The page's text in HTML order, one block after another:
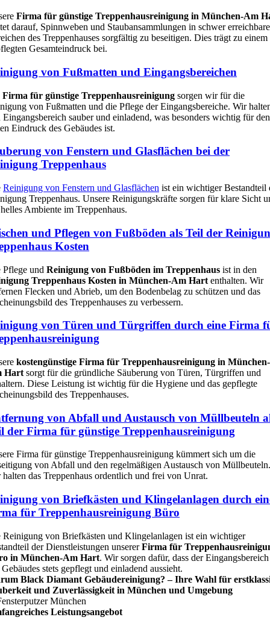
Firma für günstige Treppenhausreinigung in München-Am
darauf, Spinnweben und Staubansammlungen in schwer
des Treppenhauses sorgfältig zu beseitigen. Dies trägt zu einem
Gesamteindruck bei.
von Fußmatten und Eingangsbereichen
Firma für günstige Treppenhausreinigung sorgen wir für die
von Fußmatten und die Pflege der Eingangsbereiche. Wir
Eingangsbereich sauber und einladend, was besonders wichtig für den
Eindruck des Gebäudes ist.
von Fenstern und Glasflächen bei der
Treppenhaus
Reinigung von Fenstern und Glasflächen ist ein wichtiger Bestandteil
Treppenhaus. Unsere Reinigungskräfte sorgen für klare Sicht
Ambiente im Treppenhaus.
und Pflegen von Fußböden als Teil der
Kosten
Pflege und Reinigung von Fußböden im Treppenhaus ist in den
Treppenhaus Kosten in München-Am Hart enthalten. Wir
Flecken und Abrieb, um den Bodenbelag zu schützen und das
des Treppenhauses zu verbessern.
von Türen und Türgriffen durch eine Firma
kostengünstige Firma für Treppenhausreinigung in München-
Hart sorgt für die gründliche Säuberung von Türen, Türgriffen und
Diese Leistung ist wichtig für die Hygiene und das gepflegte
des Treppenhauses.
von Abfall und Austausch von Müllbeuteln
der Firma für günstige Treppenhausreinigung
Firma für günstige Treppenhausreinigung kümmert sich um die
von Abfall und den regelmäßigen Austausch von Müllbeuteln.
halten das Treppenhaus ordentlich und frei von Unrat.
von Briefkästen und Klingelanlagen durch
für Treppenhausreinigung Büro
Reinigung von Briefkästen und Klingelanlagen ist ein wichtiger
der Dienstleistungen unsererFirma für
in München-Am Hart. Wir sorgen dafür, dass der Eingangsbereich
Gebäudes stets gepflegt und einladend aussieht.
Black Diamant Gebäudereinigung? – Ihre Wahl für
und Zuverlässigkeit in München und Umgebung
Leistungsangebot